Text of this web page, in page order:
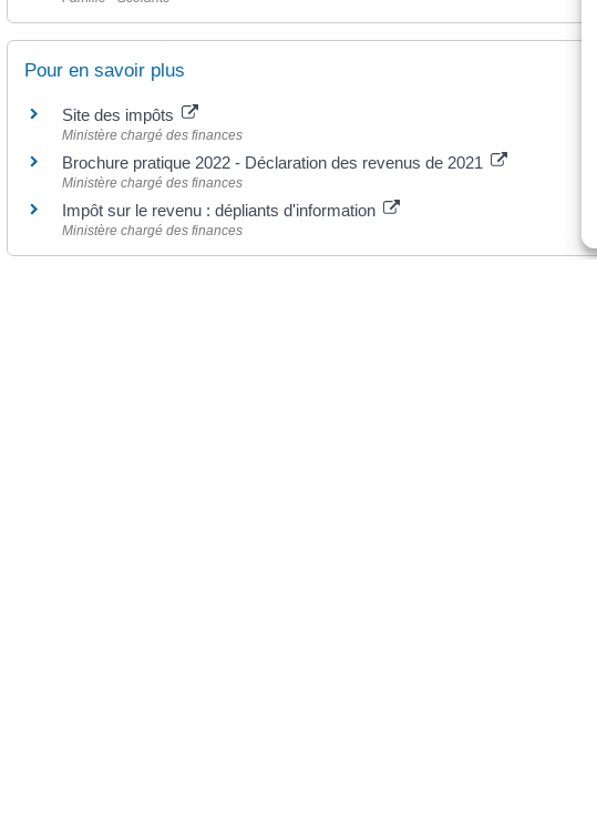
Pour en savoir plus
Site des impôts
Ministère chargé des finances
Brochure pratique 2022 - Déclaration des revenus de 2021
Ministère chargé des finances
Impôt sur le revenu : dépliants d'information
Ministère chargé des finances